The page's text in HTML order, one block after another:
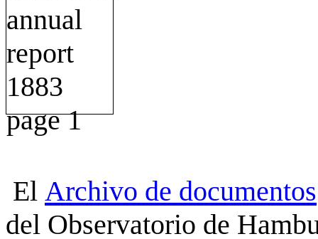
El Archivo de documentos
del Observatorio de